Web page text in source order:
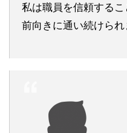
私は職員を信頼する
前向きに通い続けられ